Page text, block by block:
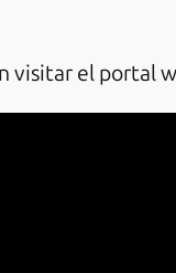
visitar el portal